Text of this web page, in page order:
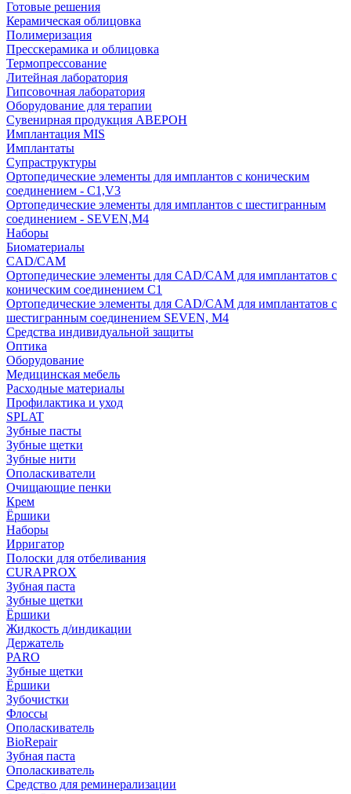
Готовые решения
Керамическая облицовка
Полимеризация
Пресскерамика и облицовка
Термопрессование
Литейная лаборатория
Гипсовочная лаборатория
Оборудование для терапии
Сувенирная продукция АВЕРОН
Имплантация MIS
Имплантаты
Супраструктуры
Ортопедические элементы для имплантов с коническим
соединением - C1,V3
Ортопедические элементы для имплантов с шестигранным
соединением - SEVEN,M4
Наборы
Биоматериалы
CAD/CAM
Ортопедические элементы для CAD/CAM для имплантатов с
коническим соединением С1
Ортопедические элементы для CAD/CAM для имплантатов с
шестигранным соединением SEVEN, М4
Средства индивидуальной защиты
Оптика
Оборудование
Медицинская мебель
Расходные материалы
Профилактика и уход
SPLAT
Зубные пасты
Зубные щетки
Зубные нити
Ополаскиватели
Очищающие пенки
Крем
Ёршики
Наборы
Ирригатор
Полоски для отбеливания
CURAPROX
Зубная паста
Зубные щетки
Ёршики
Жидкость д/индикации
Держатель
PARO
Зубные щетки
Ёршики
Зубочистки
Флоссы
Ополаскиватель
BioRepair
Зубная паста
Ополаскиватель
Средство для реминерализации